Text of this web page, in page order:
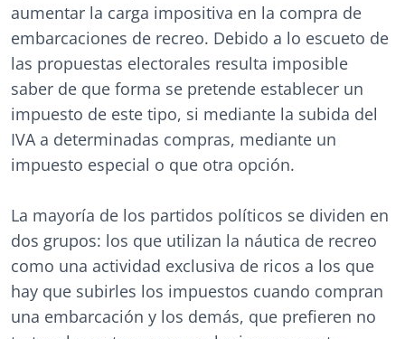
aumentar la carga impositiva en la compra de
embarcaciones de recreo. Debido a lo escueto de
las propuestas electorales resulta imposible
saber de que forma se pretende establecer un
impuesto de este tipo, si mediante la subida del
IVA a determinadas compras, mediante un
impuesto especial o que otra opción.
La mayoría de los partidos políticos se dividen en
dos grupos: los que utilizan la náutica de recreo
como una actividad exclusiva de ricos a los que
hay que subirles los impuestos cuando compran
una embarcación y los demás, que prefieren no